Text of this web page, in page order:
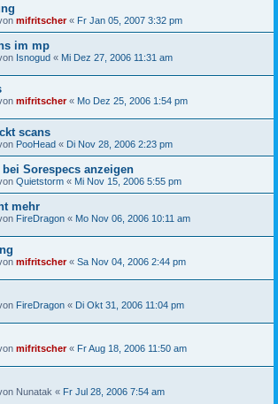
mifritscher« Fr Jan 05, 2007 3:32 pm
im mp
Isnogud « Mi Dez 27, 2006 11:31 am
mifritscher« Mo Dez 25, 2006 1:54 pm
scans
PooHead « Di Nov 28, 2006 2:23 pm
bei Sorespecs anzeigen
Quietstorm « Mi Nov 15, 2006 5:55 pm
mehr
FireDragon « Mo Nov 06, 2006 10:11 am
mifritscher« Sa Nov 04, 2006 2:44 pm
FireDragon « Di Okt 31, 2006 11:04 pm
mifritscher« Fr Aug 18, 2006 11:50 am
Nunatak « Fr Jul 28, 2006 7:54 am